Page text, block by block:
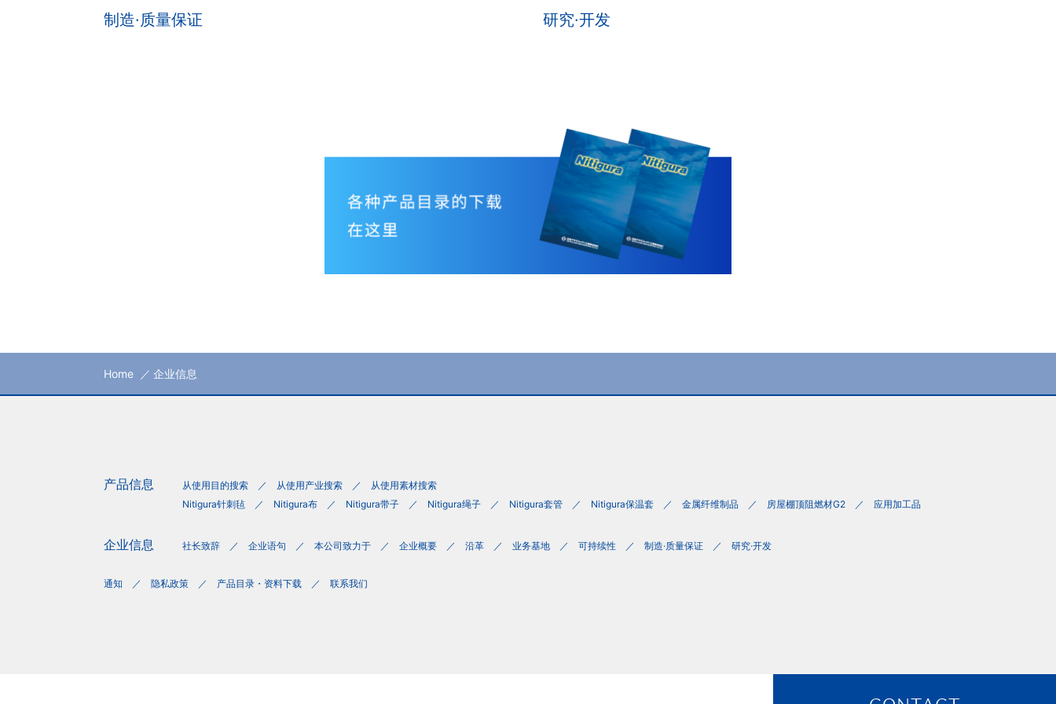
制造·质量保证 研究·开发
Home 企业信息
产品信息 从使用目的搜索 从使用产业搜索
从使用素材搜索
Nitigura针刺毡
Nitigura布 Nitigura带子 Nitigura绳子 Nitigura套管 Nitigura保温套 金属纤维制品 房屋棚顶阻燃材G2 应用加工品
企业信息 社长致辞 企业语句 本公司致力于 企业概要 沿革 业务基地 可持续性 制造·质量保证 研究·开发
通知 隐私政策 产品目录・资料下载 联系我们